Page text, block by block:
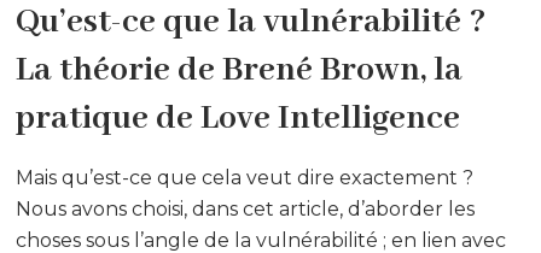
Qu’est-ce que la vulnérabilité ?
La théorie de Brené Brown, la
pratique de Love Intelligence
Mais qu’est-ce que cela veut dire exactement ?
Nous avons choisi, dans cet article, d’aborder les
choses sous l’angle de la vulnérabilité ; en lien avec